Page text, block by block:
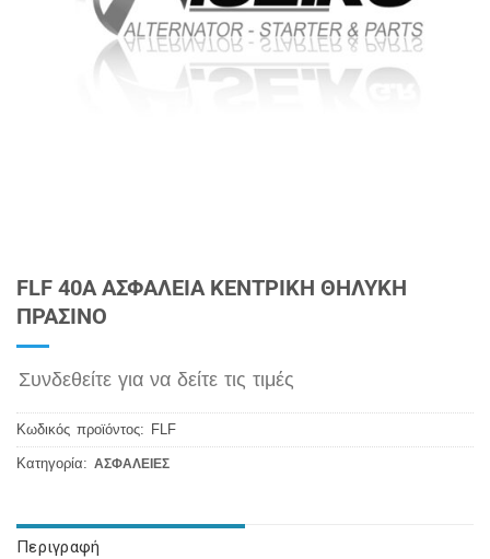
FLF 40A ΑΣΦΑΛΕΙΑ ΚΕΝΤΡΙΚΗ ΘΗΛΥΚΗ
ΠΡΑΣΙΝΟ
Συνδεθείτε για να δείτε τις τιμές
Κωδικός προϊόντος: FLF
Κατηγορία: ΑΣΦΑΛΕΙΕΣ
Περιγραφή